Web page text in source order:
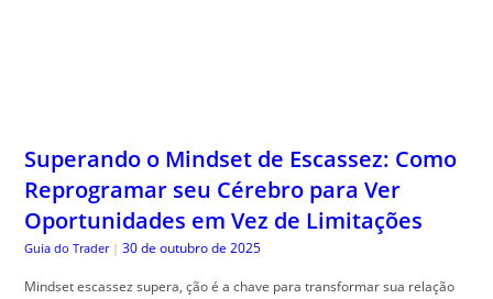
Superando o Mindset de Escassez: Como
Reprogramar seu Cérebro para Ver
Oportunidades em Vez de Limitações
Guia do Trader | 30 de outubro de 2025
Mindset escassez supera, ção é a chave para transformar sua relação